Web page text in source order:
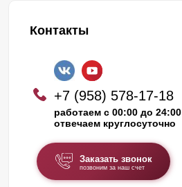
Контакты
+7 (958) 578-17-18
работаем с 00:00 до 24:00
отвечаем круглосуточно
Заказать звонок
позвоним за наш счет